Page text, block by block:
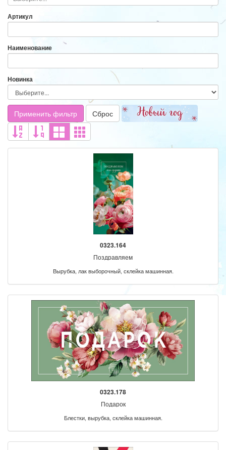
Артикул
Наименование
Новинка
Применить фильтр Сброс
0323.164
Поздравляем
Вырубка, лак выборочный, склейка машинная.
0323.178
Подарок
Блестки, вырубка, склейка машинная.